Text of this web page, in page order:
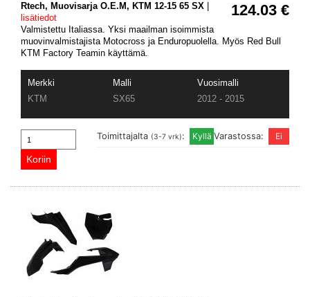
124.03 €
Rtech, Muovisarja O.E.M, KTM 12-15 65 SX
lisätiedot
Valmistettu Italiassa. Yksi maailman isoimmista
muovinvalmistajista Motocross ja Enduropuolella. Myös Red Bull
KTM Factory Teamin käyttämä.
Merkki Malli
Vuosimalli
KTM
SX65 2012 - 2015
Varastossa:
Toimittajalta (3-7 vrk):